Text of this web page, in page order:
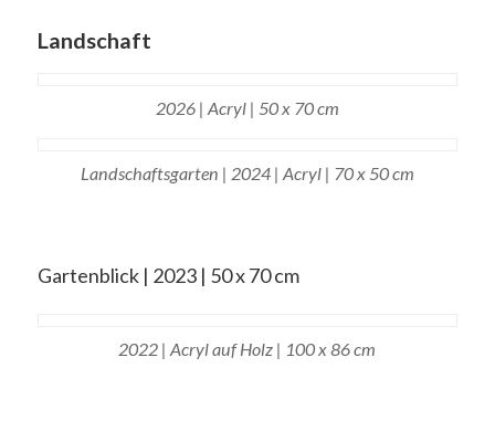
Landschaft
2026 | Acryl | 50 x 70 cm
Landschaftsgarten | 2024 | Acryl | 70 x 50 cm
Gartenblick | 2023 | 50 x 70 cm
2022 | Acryl auf Holz | 100 x 86 cm